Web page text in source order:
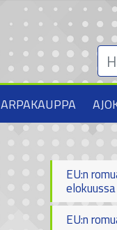
ARPAKAUPPA
EU:n
EU:n